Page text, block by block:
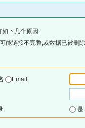
如下几个原因:
能链接不完整,或数据已被删
Email